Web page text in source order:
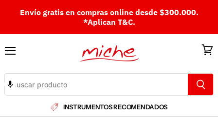
Envío gratis en compras online desde $300.000.
*Aplican T&C.
INSTRUMENTOS RECOMENDADOS